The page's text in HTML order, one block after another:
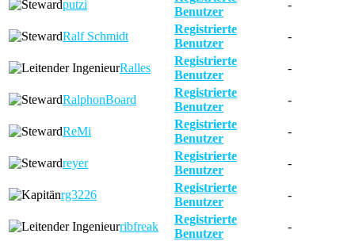
putzi
Benutzer
-
Ralf Schmidt
Registrierte
Benutzer
-
Ralles
Registrierte
Benutzer
-
RalphonBoard
Registrierte
Benutzer
-
ReMi
Registrierte
Benutzer
-
reyer
Registrierte
Benutzer
-
rg3226
Registrierte
Benutzer
-
ribfreak
Registrierte
Benutzer
-